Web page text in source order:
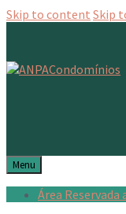
Skip to content Skip
Menu
Área Reservada